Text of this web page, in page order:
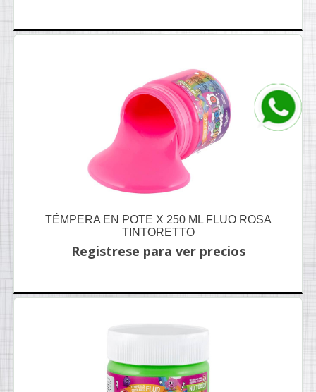
TÉMPERA EN POTE X 250 ML FLUO ROSA
TINTORETTO
Registrese para ver precios